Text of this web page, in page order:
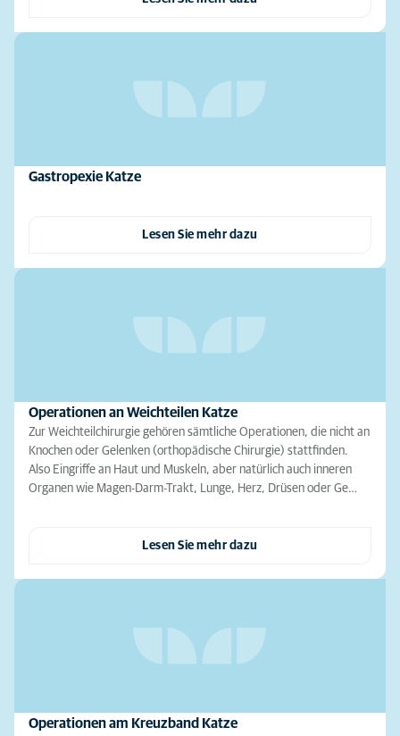
Gastropexie Katze
Lesen Sie mehr dazu
Operationen an Weichteilen Katze
Zur Weichteilchirurgie gehören sämtliche Operationen, die nicht an
Knochen oder Gelenken (orthopädische Chirurgie) stattfinden.
Also Eingriffe an Haut und Muskeln, aber natürlich auch inneren
Organen wie Magen-Darm-Trakt, Lunge, Herz, Drüsen oder Ge…
Lesen Sie mehr dazu
Operationen am Kreuzband Katze